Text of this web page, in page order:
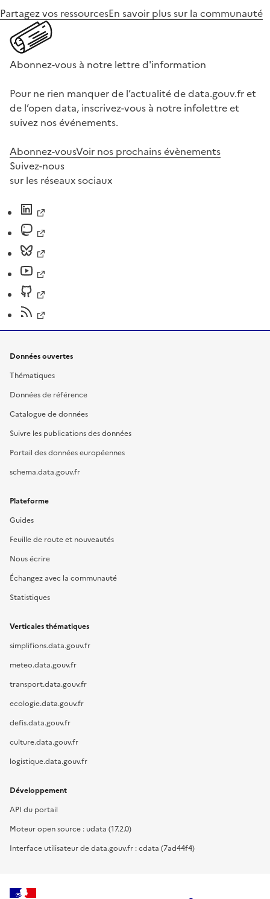
Partagez vos ressourcesEn savoir plus sur la communauté
Abonnez-vous à notre lettre d'information
Pour ne rien manquer de l’actualité de data.gouv.fr et
de l’open data, inscrivez-vous à notre infolettre et
suivez nos événements.
Abonnez-vousVoir nos prochains évènements
Suivez-nous
sur les réseaux sociaux
Données ouvertes
Thématiques
Données de référence
Catalogue de données
Suivre les publications des données
Portail des données européennes
schema.data.gouv.fr
Plateforme
Guides
Feuille de route et nouveautés
Nous écrire
Échangez avec la communauté
Statistiques
Verticales thématiques
simplifions.data.gouv.fr
meteo.data.gouv.fr
transport.data.gouv.fr
ecologie.data.gouv.fr
defis.data.gouv.fr
culture.data.gouv.fr
logistique.data.gouv.fr
Développement
API du portail
Moteur open source : udata (17.2.0)
Interface utilisateur de data.gouv.fr : cdata (7ad44f4)